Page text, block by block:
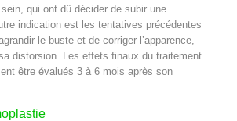
qui ont dû décider de subir une
indication est les tentatives précédentes
le buste et de corriger l’apparence,
distorsion. Les effets finaux du traitement
être évalués 3 à 6 mois après son